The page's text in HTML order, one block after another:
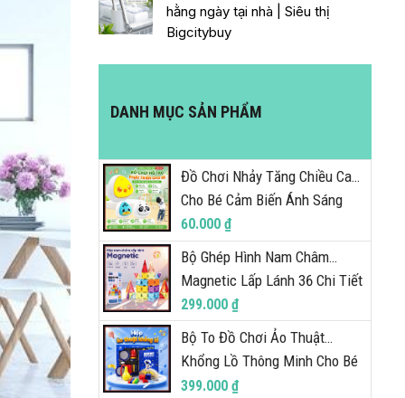
DANH MỤC SẢN PHẨM
hằng ngày tại nhà | Siêu thị
Bigcitybuy
Đồ Chơi Nhảy Tăng Chiều Cao
Cho Bé Cảm Biến Ánh Sáng
Giọng Nói Tiếng Việt Đèn LED
Tương Tác Thông Minh
BigcityBuy 338DCN
60.000 ₫
Bộ Ghép Hình Nam Châm
Magnetic Lấp Lánh 36 Chi Tiết
Xếp Hình Lắp Ráp Phát Triển
Tư Duy Cho Bé BigcityBuy
344BGH
299.000 ₫
Bộ To Đồ Chơi Ảo Thuật
Khổng Lồ Thông Minh Cho Bé
Set 10 Đạo Cụ Biểu Diễn Ma
399.000 ₫